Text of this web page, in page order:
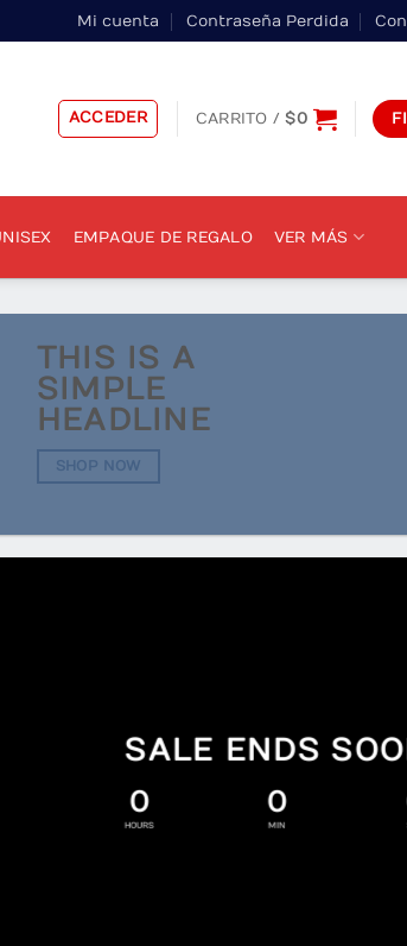
Mi cuenta Contraseña Perdida
ACCEDER CARRITO /$0
EMPAQUE DE REGALO VER MÁS
THIS IS A
SIMPLE
HEADLINE
SHOP NOW
SALE ENDS
0
HOURS
0
MIN